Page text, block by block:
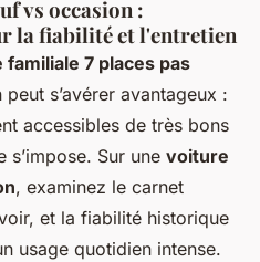
vs occasion :
la fiabilité et l'entretien
7 places pas
s’avérer avantageux :
accessibles de très bons
s’impose. Sur une voiture
, examinez le carnet
et la fiabilité historique
usage quotidien intense.